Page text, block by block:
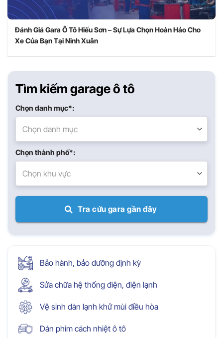
Đánh Giá Gara Ô Tô Hiếu Sơn – Sự Lựa Chọn Hoàn Hảo Cho
Xe Của Bạn Tại Ninh Xuân
Tìm kiếm garage ô tô
Chọn danh mục*:
Chọn danh mục
Chọn thành phố*:
Chọn khu vực
Tra cứu gara gần đây
Bảo hành, bảo dưỡng định kỳ
Sửa chữa hệ thống điện, điện lạnh
Vệ sinh dàn lạnh khử mùi điều hòa
Dán phim cách nhiệt ô tô